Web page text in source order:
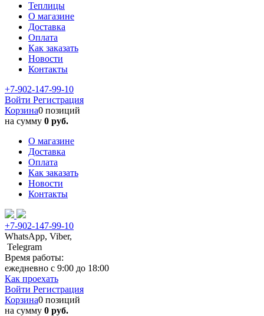
Теплицы
О магазине
Доставка
Оплата
Как заказать
Новости
Контакты
+7-902-147-99-10
Войти Регистрация
Корзина0 позиций
на сумму 0 руб.
О магазине
Доставка
Оплата
Как заказать
Новости
Контакты
+7-902-147-99-10
WhatsApp, Viber,
Telegram
Время работы:
ежедневно с 9:00 до 18:00
Как проехать
Войти Регистрация
Корзина0 позиций
на сумму 0 руб.